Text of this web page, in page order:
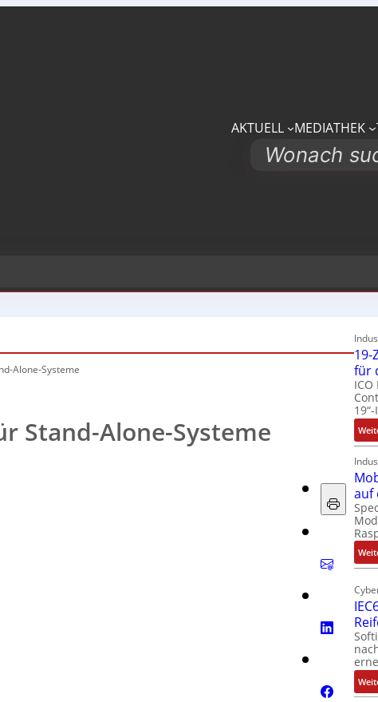
AKTUELL MEDIATHEK
Search
Alone-Systeme
Stand-Alone-Systeme
19-
für
auf